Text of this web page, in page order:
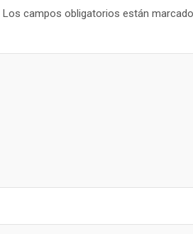
Los campos obligatorios están